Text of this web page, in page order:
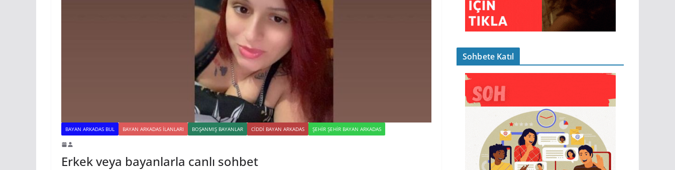
BAYAN ARKADAS BUL BAYAN ARKADAS ILANLARI BOŞANMIŞ BAYANLAR CIDDI BAYAN ARKADAS ŞEHIR ŞEHIR BAYAN ARKADAS
Erkek veya bayanlarla canlı sohbet
Sohbete Katıl